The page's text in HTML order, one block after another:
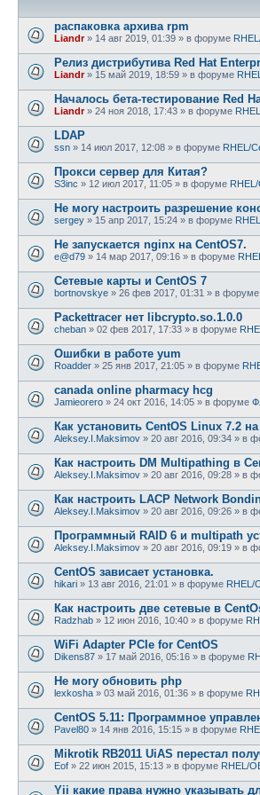
распаковка архива rpm
Liandr» 14 авг 2019, 01:39 » в форуме
Релиз дистрибутива Red Hat
Liandr» 15 май 2019, 18:59 » в форуме
Началось бета-тестирование Red
Liandr» 24 ноя 2018, 17:43 » в форуме
LDAP
ssn » 14 июл 2017, 12:08 » в форуме RHEL/
Прокси сервер для Китая?
S3inc » 12 июл 2017, 11:05 » в форуме
Не могу настроить разрешение
sergey » 15 апр 2017, 15:24 » в форуме
Не запускается nginx на CentOS7.
e@d79 » 14 мар 2017, 09:16 » в форуме
Сетевые карты и CentOS 7
bortnovskye » 26 фев 2017, 01:31 » в форуме
Packettracer нет libcrypto.so.1.0.0
cheban » 02 фев 2017, 17:33 » в форуме
Ошибки в работе yum
Roadder » 25 янв 2017, 21:05 » в форуме
canada online pharmacy hcg
Jamieorero » 24 окт 2016, 14:05 » в форуме
Как установить CentOS Linux 7.2
Aleksey.I.Maksimov » 20 авг 2016, 09:34 » в
Как настроить DM Multipathing в
Aleksey.I.Maksimov » 20 авг 2016, 09:28 » в
Как настроить LACP Network
Aleksey.I.Maksimov » 20 авг 2016, 09:26 » в
Программный RAID 6 и multipath
Aleksey.I.Maksimov » 20 авг 2016, 09:19 » в
CentOS зависает установка.
hikari » 13 авг 2016, 21:01 » в форуме RHEL/
Как настроить две сетевые в
Radzhab » 12 июн 2016, 10:40 » в форуме
WiFi Adapter PCIe for CentOS
Dikens87 » 17 май 2016, 05:16 » в форуме
Не могу обновить php
lexkosha » 03 май 2016, 01:36 » в форуме
CentOS 5.11: Программное
Pavel80 » 14 янв 2016, 15:15 » в форуме
Mikrotik RB2011 UiAS перестал
Eof » 22 июн 2015, 15:13 » в форуме RHEL/
Yii какие права нужно указывать